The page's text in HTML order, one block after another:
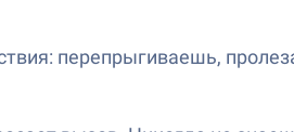
перепрыгиваешь,